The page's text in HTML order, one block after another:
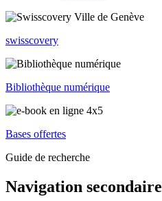
swisscovery
Bibliothèque numérique
Bases offertes
Guide de recherche
Navigation secondaire